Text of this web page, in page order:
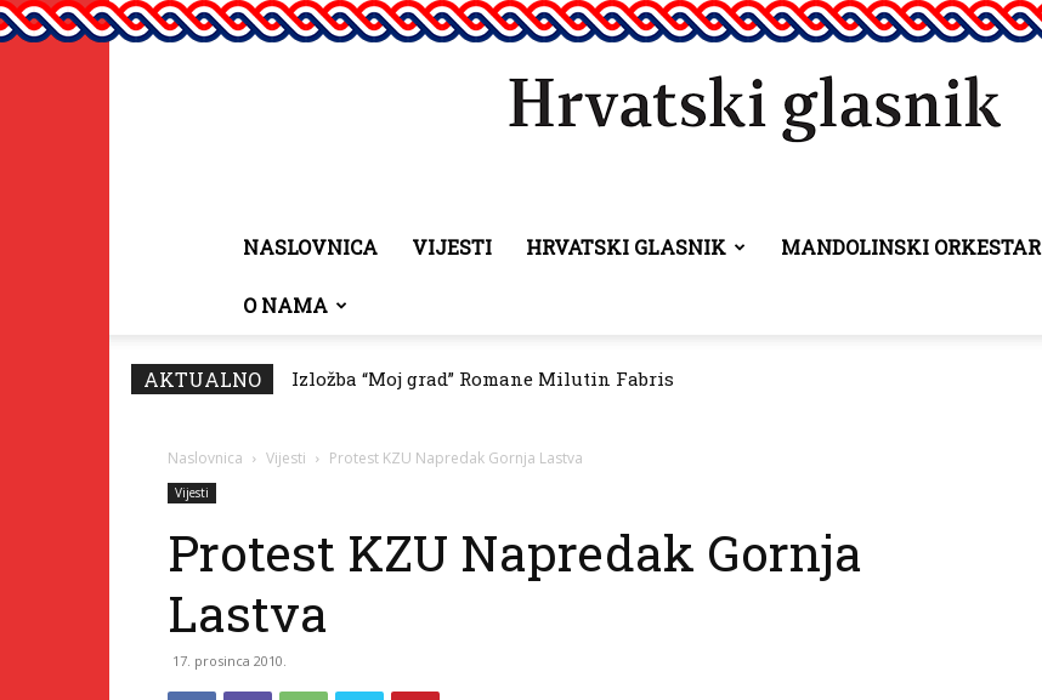
NASLOVNICA VIJESTI HRVATSKI GLASNIK MANDOLINSKI ORKESTAR
O NAMA
AKTUALNO Predsjednik Vičević čestitao Dan pobjede i domovinske zahvalnosti
Izložba “Moj grad” Romane Milutin Fabris
Naslovnica Vijesti Protest KZU Napredak Gornja Lastva
Vijesti
Protest KZU Napredak Gornja
Lastva
17. prosinca 2010.